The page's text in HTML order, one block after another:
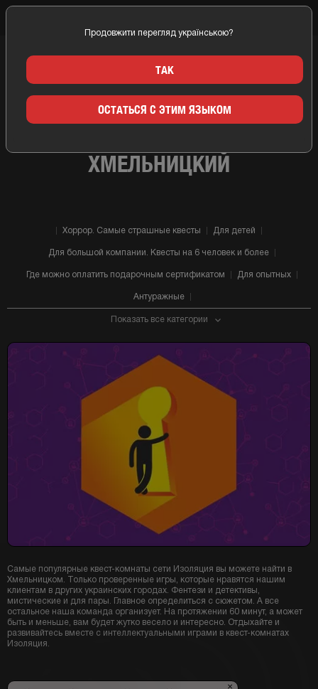
Квест-проект Изоляция Хмельницкий
КВЕСТ КОМНАТЫ КВЕСТ-ПРОЕКТ
ХМЕЛЬНИЦКИЙ
Хоррор. Самые страшные квесты Для детей
Для большой компании. Квесты на 6 человек и более
Где можно оплатить подарочным сертификатом Для опытных
Антуражные
Показать все категории
Самые популярные квест-комнаты сети Изоляция вы можете найти в
Хмельницком. Только проверенные игры, которые нравятся нашим
клиентам в других украинских городах. Фентези и детективы,
мистические и для пары. Главное определиться с сюжетом. А все
остальное наша команда организует. На протяжении 60 минут, а может
быть и меньше, вам будет жутко весело и интересно. Отдыхайте и
развивайтесь вместе с интеллектуальными играми в квест-комнатах
Изоляция.
Продовжити перегляд українською?
ТАК
ОСТАТЬСЯ С ЭТИМ ЯЗЫКОМ